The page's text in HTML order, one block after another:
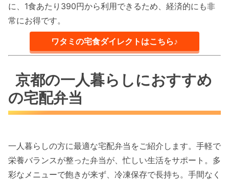
に、1食あたり390円から利用できるため、経済的にも非
常にお得です。
ワタミの宅食ダイレクトはこちら♪
京都の一人暮らしにおすすめ
の宅配弁当
一人暮らしの方に最適な宅配弁当をご紹介します。手軽で
栄養バランスが整った弁当が、忙しい生活をサポート。多
彩なメニューで飽きが来ず、冷凍保存で長持ち。手間なく